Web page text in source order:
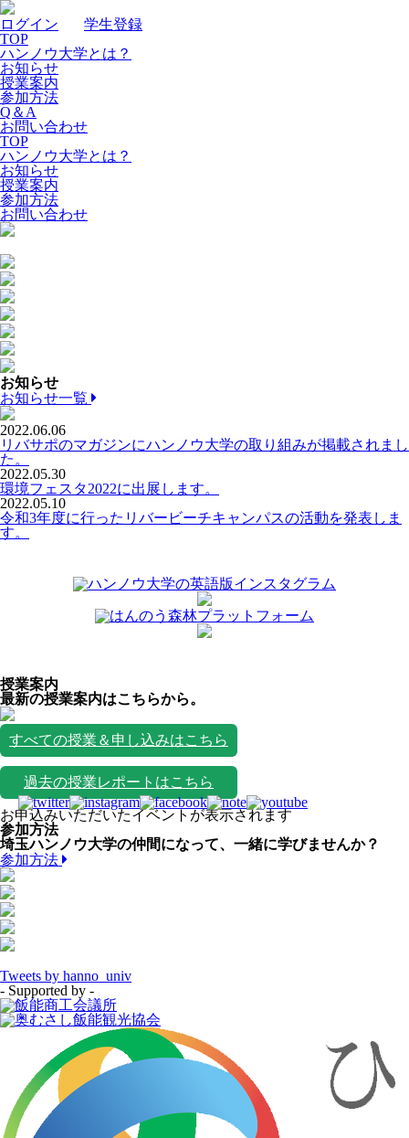
ログイン
学生登録
TOP
ハンノウ大学とは？
お知らせ
授業案内
参加方法
Q＆A
お問い合わせ
TOP
ハンノウ大学とは？
お知らせ
授業案内
参加方法
お問い合わせ
お知らせ
お知らせ一覧
2022.06.06
リバサポのマガジンにハンノウ大学の取り組みが掲載されまし
た。
2022.05.30
環境フェスタ2022に出展します。
2022.05.10
令和3年度に行ったリバービーチキャンパスの活動を発表しま
す。
授業案内
最新の授業案内はこちらから。
すべての授業＆申し込みはこちら
過去の授業レポートはこちら
お申込みいただいたイベントが表示されます
参加方法
埼玉ハンノウ大学の仲間になって、一緒に学びませんか？
参加方法
Tweets by hanno_univ
- Supported by -